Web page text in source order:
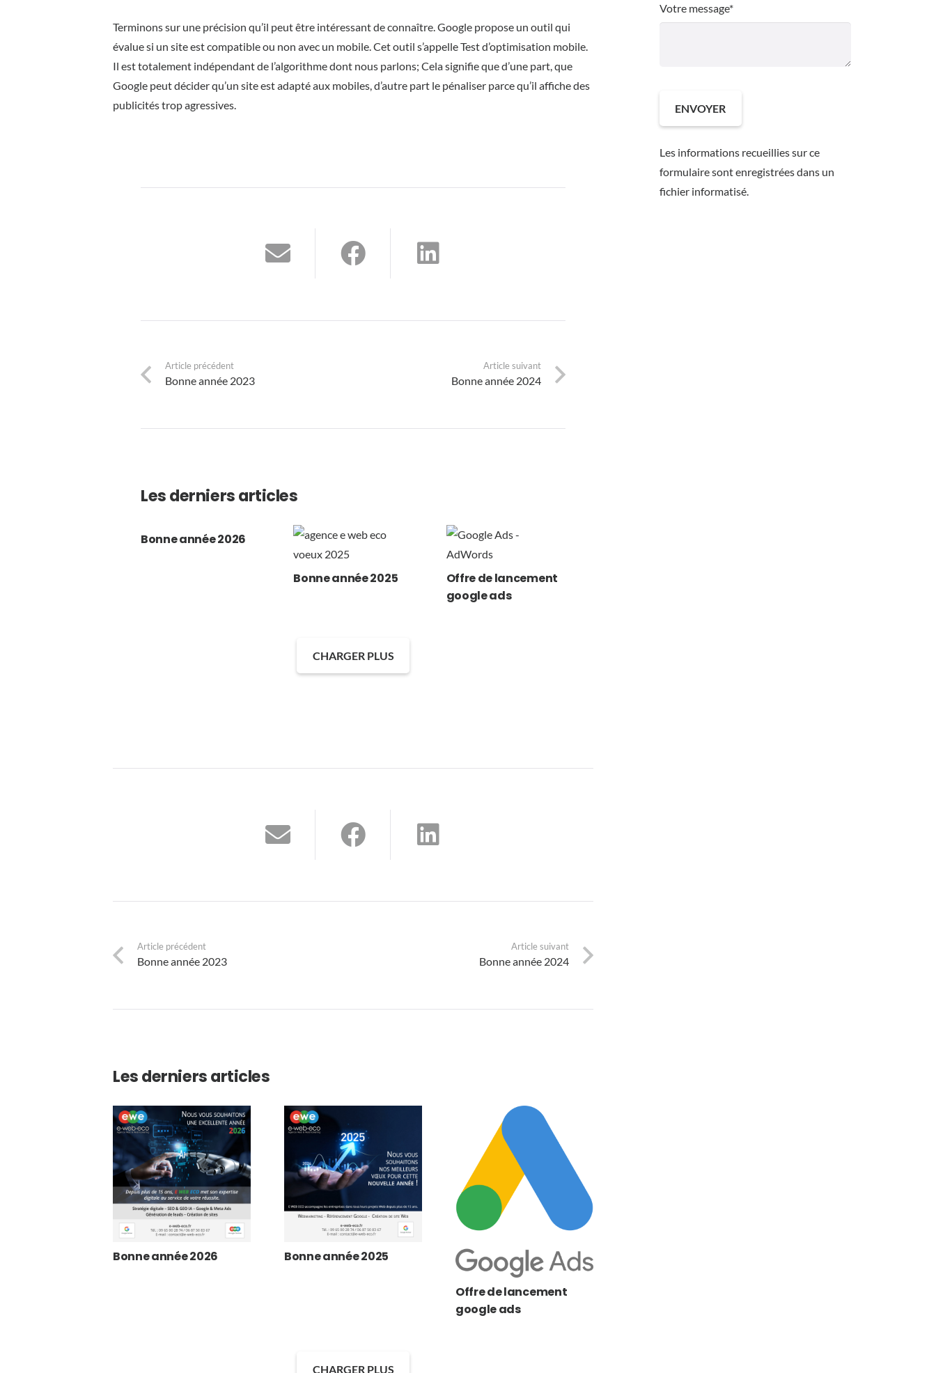
Terminons sur une précision qu’il peut être intéressant de connaître. Google propose un outil qui
évalue si un site est compatible ou non avec un mobile. Cet outil s’appelle Test d’optimisation mobile.
Il est totalement indépendant de l’algorithme dont nous parlons; Cela signifie que d’une part, que
Google peut décider qu’un site est adapté aux mobiles, d’autre part le pénaliser parce qu’il affiche des
publicités trop agressives.
Article précédent
Bonne année 2023
Article suivant
Bonne année 2024
Les derniers articles
Bonne année 2026
Bonne année 2025
Offre de lancement
google ads
CHARGER PLUS
Article précédent
Bonne année 2023
Article suivant
Bonne année 2024
Les derniers articles
Bonne année 2026 Bonne année 2025
Offre de lancement
google ads
CHARGER PLUS
Votre message*
Les informations recueillies sur ce
formulaire sont enregistrées dans un
fichier informatisé.